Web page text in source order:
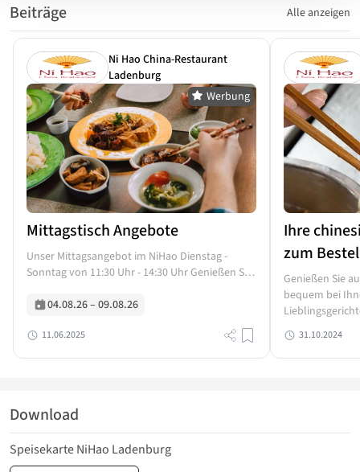
Beiträge Alle anzeigen
Ni Hao China-Restaurant
Ladenburg
Werbung
Mittagstisch Angebote
Unser Mittagsangebot im NiHao Dienstag -
Sonntag von 11:30 Uhr - 14:30 Uhr Genießen Sie
zubereiteten Spezialitäten! Kommen Sie vorbei
04.08.26– 09.08.26
11.06.2025
Ihre
zum
Genießen Sie
bequem bei
bekannt für
traditionellen
oder 0173-
31.10.2024
Download
Speisekarte NiHao Ladenburg